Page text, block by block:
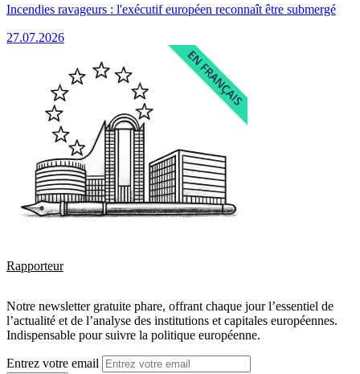
Incendies ravageurs : l'exécutif européen reconnaît être submergé
27.07.2026
Rapporteur
Notre newsletter gratuite phare, offrant chaque jour l’essentiel de
l’actualité et de l’analyse des institutions et capitales européennes.
Indispensable pour suivre la politique européenne.
Entrez votre email